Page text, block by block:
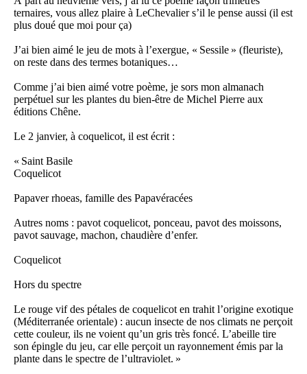
ternaires, vous allez plaire à LeChevalier s’il le pense aussi (il est
plus doué que moi pour ça)
J’ai bien aimé le jeu de mots à l’exergue, « Sessile » (fleuriste),
on reste dans des termes botaniques…
Comme j’ai bien aimé votre poème, je sors mon almanach
perpétuel sur les plantes du bien-être de Michel Pierre aux
éditions Chêne.
Le 2 janvier, à coquelicot, il est écrit :
« Saint Basile
Coquelicot
Papaver rhoeas, famille des Papavéracées
Autres noms : pavot coquelicot, ponceau, pavot des moissons,
pavot sauvage, machon, chaudière d’enfer.
Coquelicot
Hors du spectre
Le rouge vif des pétales de coquelicot en trahit l’origine exotique
(Méditerranée orientale) : aucun insecte de nos climats ne perçoit
cette couleur, ils ne voient qu’un gris très foncé. L’abeille tire
son épingle du jeu, car elle perçoit un rayonnement émis par la
plante dans le spectre de l’ultraviolet. »